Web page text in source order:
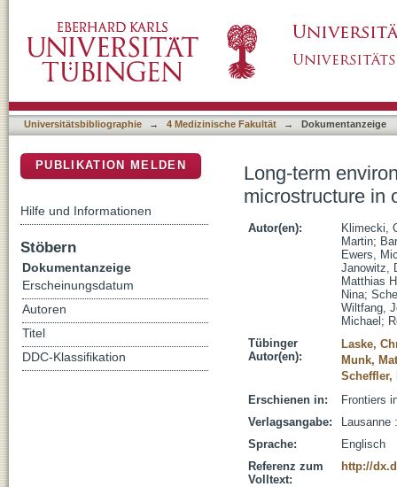
Universitätsbibliographie → 4 Medizinische Fakultät → Dokumentanzeige
Long-term
microstructure in
Autor(en):
Klimecki,
Martin;
Ewers,
Janowitz,
Matthias
Nina;
Wiltfang,
Michael ;
Tübinger
Autor(en):
Laske,
Munk,
Scheffler,
Erschienen in:
Frontiers
Verlagsangabe:
Lausanne
Sprache:
Englisch
Referenz zum
Volltext:
http://
PUBLIKATION MELDEN
Hilfe und Informationen
Stöbern
Dokumentanzeige
Erscheinungsdatum
Autoren
Titel
DDC-Klassifikation